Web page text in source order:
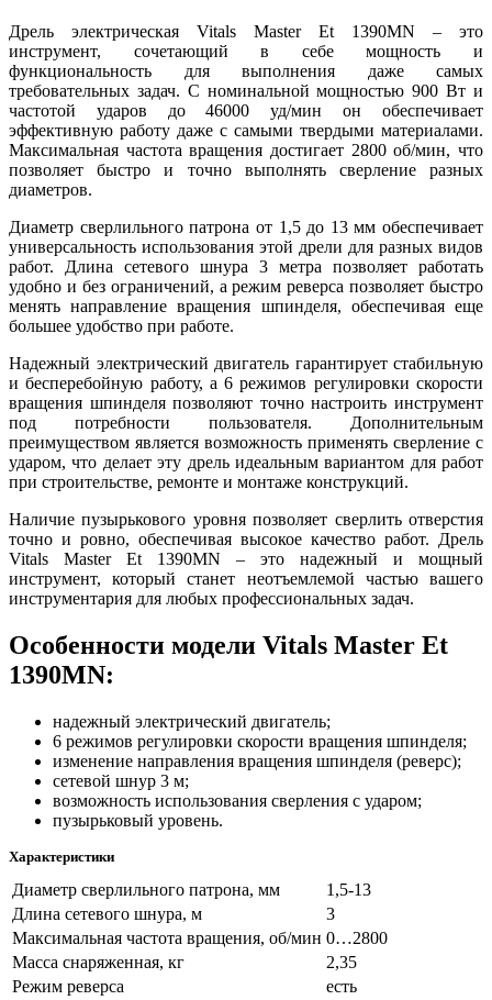
Дрель электрическая Vitals Master Et 1390MN – это
инструмент, сочетающий в себе мощность и
функциональность для выполнения даже самых
требовательных задач. С номинальной мощностью 900 Вт и
частотой ударов до 46000 уд/мин он обеспечивает
эффективную работу даже с самыми твердыми материалами.
Максимальная частота вращения достигает 2800 об/мин, что
позволяет быстро и точно выполнять сверление разных
диаметров.
Диаметр сверлильного патрона от 1,5 до 13 мм обеспечивает
универсальность использования этой дрели для разных видов
работ. Длина сетевого шнура 3 метра позволяет работать
удобно и без ограничений, а режим реверса позволяет быстро
менять направление вращения шпинделя, обеспечивая еще
большее удобство при работе.
Надежный электрический двигатель гарантирует стабильную
и бесперебойную работу, а 6 режимов регулировки скорости
вращения шпинделя позволяют точно настроить инструмент
под потребности пользователя. Дополнительным
преимуществом является возможность применять сверление с
ударом, что делает эту дрель идеальным вариантом для работ
при строительстве, ремонте и монтаже конструкций.
Наличие пузырькового уровня позволяет сверлить отверстия
точно и ровно, обеспечивая высокое качество работ. Дрель
Vitals Master Et 1390MN – это надежный и мощный
инструмент, который станет неотъемлемой частью вашего
инструментария для любых профессиональных задач.
Особенности модели Vitals Master Et
1390MN:
надежный электрический двигатель;
6 режимов регулировки скорости вращения шпинделя;
изменение направления вращения шпинделя (реверс);
сетевой шнур 3 м;
возможность использования сверления с ударом;
пузырьковый уровень.
Характеристики
Диаметр сверлильного патрона, мм
1,5-13
Длина сетевого шнура, м
3
Максимальная частота вращения, об/мин 0…2800
Масса снаряженная, кг
2,35
Режим реверса
есть